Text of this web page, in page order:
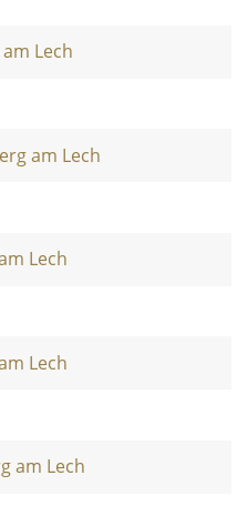
Lech
am Lech
Lech
Lech
am Lech